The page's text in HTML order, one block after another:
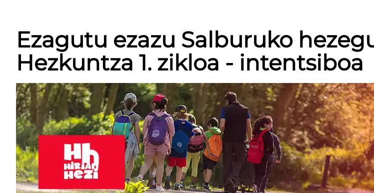
Ezagutu ezazu Salburuko
Hezkuntza 1. zikloa - intentsiboa